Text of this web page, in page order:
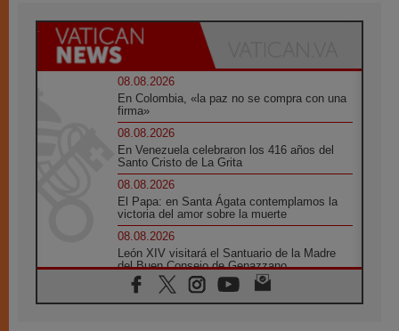
08.08.2026
En Colombia, «la paz no se compra con una
firma»
08.08.2026
En Venezuela celebraron los 416 años del
Santo Cristo de La Grita
08.08.2026
El Papa: en Santa Ágata contemplamos la
victoria del amor sobre la muerte
08.08.2026
León XIV visitará el Santuario de la Madre
del Buen Consejo de Genazzano
07.08.2026
Filipinas: el Vicariato Apostólico de Calapán